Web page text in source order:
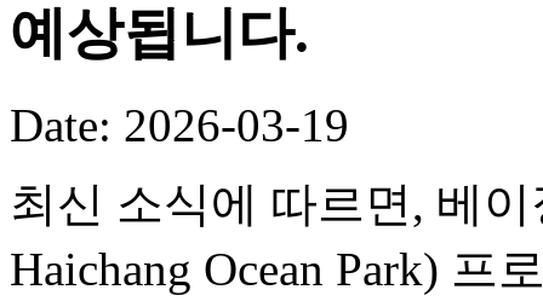
예상됩니다.
Date: 2026-03-19
최신 소식에 따르면, 베
Haichang Ocean Park)